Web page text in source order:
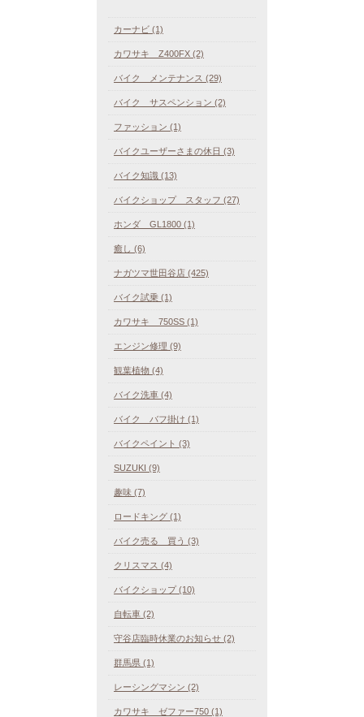
カーナビ (1)
カワサキ Z400FX (2)
バイク メンテナンス (29)
バイク サスペンション (2)
ファッション (1)
バイクユーザーさまの休日 (3)
バイク知識 (13)
バイクショップ スタッフ (27)
ホンダ GL1800 (1)
癒し (6)
ナガツマ世田谷店 (425)
バイク試乗 (1)
カワサキ 750SS (1)
エンジン修理 (9)
観葉植物 (4)
バイク洗車 (4)
バイク バフ掛け (1)
バイクペイント (3)
SUZUKI (9)
趣味 (7)
ロードキング (1)
バイク売る 買う (3)
クリスマス (4)
バイクショップ (10)
自転車 (2)
守谷店臨時休業のお知らせ (2)
群馬県 (1)
レーシングマシン (2)
カワサキ ゼファー750 (1)